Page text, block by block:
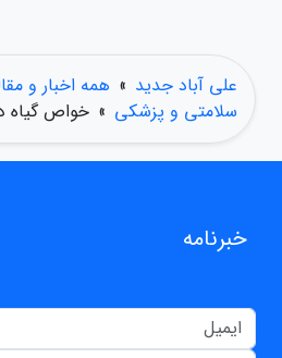
علی آباد جدید » همه اخبار و
سلامتی و پزشکی » خواص گیاه
خبرنامه